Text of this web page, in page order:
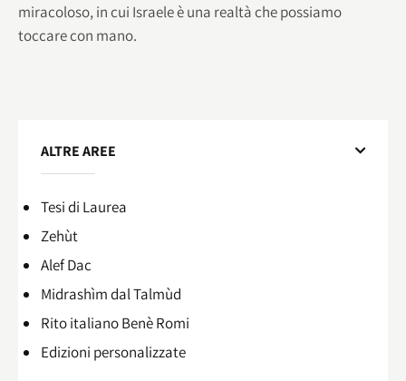
miracoloso, in cui Israele è una realtà che possiamo
toccare con mano.
ALTRE AREE
Tesi di Laurea
Zehùt
Alef Dac
Midrashìm dal Talmùd
Rito italiano Benè Romi​
Edizioni personalizzate